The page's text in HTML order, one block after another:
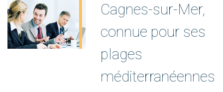
Cagnes-sur-Mer,
connue pour ses
plages
méditerranéennes